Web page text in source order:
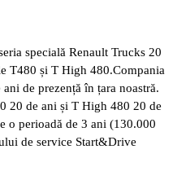
specială Renault Trucks 20
T480 și T High 480.Compania
de prezență în țara noastră.
20 de ani și T High 480 20 de
o perioadă de 3 ani (130.000
de service Start&Drive